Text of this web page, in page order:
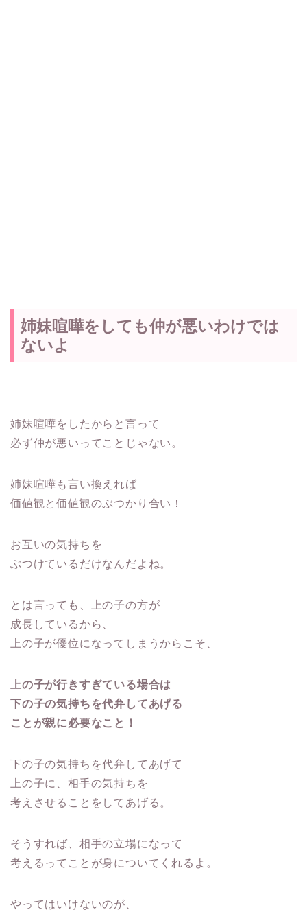
姉妹喧嘩をしても仲が悪いわけでは
ないよ
姉妹喧嘩をしたからと言って
必ず仲が悪いってことじゃない。
姉妹喧嘩も言い換えれば
価値観と価値観のぶつかり合い！
お互いの気持ちを
ぶつけているだけなんだよね。
とは言っても、上の子の方が
成長しているから、
上の子が優位になってしまうからこそ、
上の子が行きすぎている場合は
下の子の気持ちを代弁してあげる
ことが親に必要なこと！
下の子の気持ちを代弁してあげて
上の子に、相手の気持ちを
考えさせることをしてあげる。
そうすれば、相手の立場になって
考えるってことが身についてくれるよ。
やってはいけないのが、